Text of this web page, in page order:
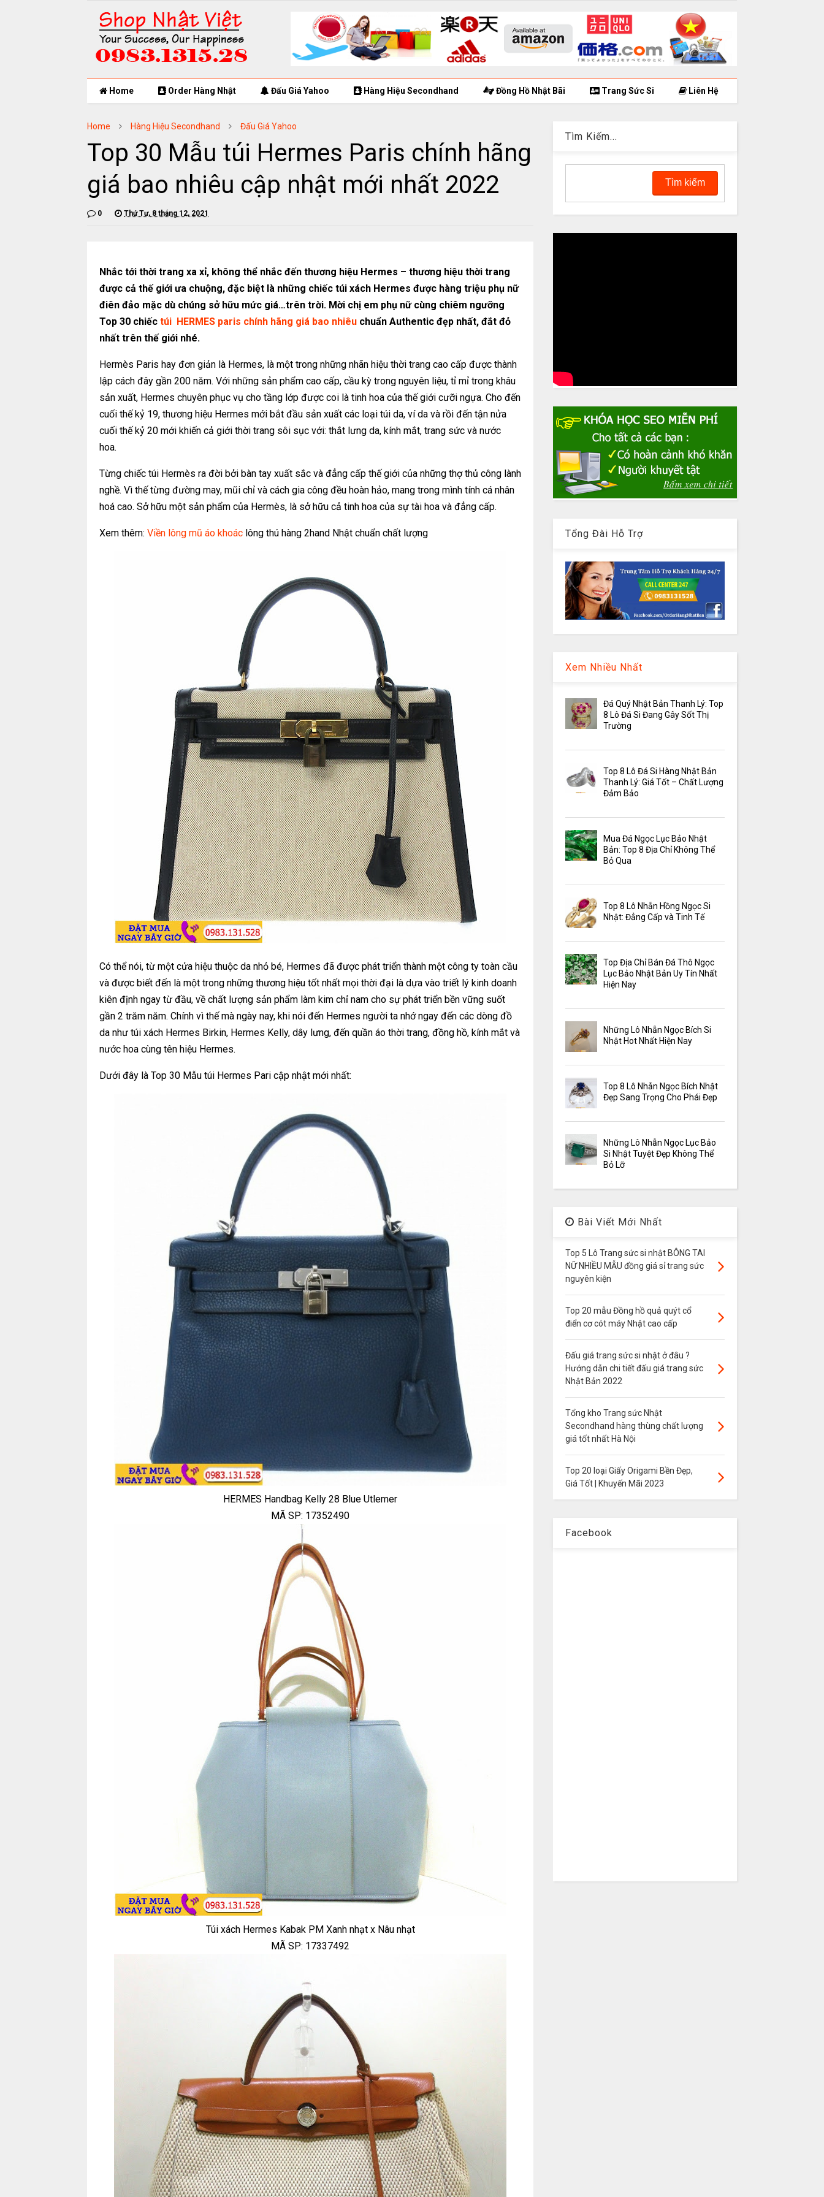
Home Order Hàng Nhật Đấu Giá Yahoo Hàng Hiệu Secondhand Đồng Hồ Nhật Bãi Trang Sức Si Liên Hệ
Home Hàng Hiệu Secondhand Đấu Giá Yahoo
Top 30 Mẫu túi Hermes Paris chính hãng
giá bao nhiêu cập nhật mới nhất 2022
0 Thứ Tư, 8 tháng 12, 2021
Nhắc tới thời trang xa xỉ, không thể nhắc đến thương hiệu Hermes – thương hiệu thời trang
được cả thế giới ưa chuộng, đặc biệt là những chiếc túi xách Hermes được hàng triệu phụ nữ
điên đảo mặc dù chúng sở hữu mức giá…trên trời. Mời chị em phụ nữ cùng chiêm ngưỡng
Top 30 chiếc túi HERMES paris chính hãng giá bao nhiêu chuẩn Authentic đẹp nhất, đắt đỏ
nhất trên thế giới nhé.
Hermès Paris hay đơn giản là Hermes, là một trong những nhãn hiệu thời trang cao cấp được thành
lập cách đây gần 200 năm. Với những sản phẩm cao cấp, cầu kỳ trong nguyên liệu, tỉ mỉ trong khâu
sản xuất, Hermes chuyên phục vụ cho tầng lớp được coi là tinh hoa của thế giới cưỡi ngựa. Cho đến
cuối thế kỷ 19, thương hiệu Hermes mới bắt đầu sản xuất các loại túi da, ví da và rồi đến tận nửa
cuối thế kỷ 20 mới khiến cả giới thời trang sôi sục với: thắt lưng da, kính mắt, trang sức và nước
hoa.
Từng chiếc túi Hermès ra đời bởi bàn tay xuất sắc và đẳng cấp thế giới của những thợ thủ công lành
nghề. Vì thế từng đường may, mũi chỉ và cách gia công đều hoàn hảo, mang trong mình tính cá nhân
hoá cao. Sở hữu một sản phẩm của Hermès, là sở hữu cả tinh hoa của sự tài hoa và đẳng cấp.
Xem thêm: Viền lông mũ áo khoác lông thú hàng 2hand Nhật chuẩn chất lượng
Có thể nói, từ một cửa hiệu thuộc da nhỏ bé, Hermes đã được phát triển thành một công ty toàn cầu
và được biết đến là một trong những thương hiệu tốt nhất mọi thời đại là dựa vào triết lý kinh doanh
kiên định ngay từ đầu, về chất lượng sản phẩm làm kim chỉ nam cho sự phát triển bền vững suốt
gần 2 trăm năm. Chính vì thế mà ngày nay, khi nói đến Hermes người ta nhớ ngay đến các dòng đồ
da như túi xách Hermes Birkin, Hermes Kelly, dây lưng, đến quần áo thời trang, đồng hồ, kính mắt và
nước hoa cùng tên hiệu Hermes.
Dưới đây là Top 30 Mẫu túi Hermes Pari cập nhật mới nhất:
HERMES Handbag Kelly 28 Blue Utlemer
MÃ SP: 17352490
Túi xách Hermes Kabak PM Xanh nhạt x Nâu nhạt
MÃ SP: 17337492
Tìm Kiếm...
Tổng Đài Hỗ Trợ
Xem Nhiều Nhất
Đá Quý Nhật Bản Thanh Lý: Top
8 Lô Đá Si Đang Gây Sốt Thị
Trường
Top 8 Lô Đá Si Hàng Nhật Bản
Thanh Lý: Giá Tốt – Chất Lượng
Đảm Bảo
Mua Đá Ngọc Lục Bảo Nhật
Bản: Top 8 Địa Chỉ Không Thể
Bỏ Qua
Top 8 Lô Nhẫn Hồng Ngọc Si
Nhật: Đẳng Cấp và Tinh Tế
Top Địa Chỉ Bán Đá Thô Ngọc
Lục Bảo Nhật Bản Uy Tín Nhất
Hiện Nay
Những Lô Nhẫn Ngọc Bích Si
Nhật Hot Nhất Hiện Nay
Top 8 Lô Nhẫn Ngọc Bích Nhật
Đẹp Sang Trọng Cho Phái Đẹp
Những Lô Nhẫn Ngọc Lục Bảo
Si Nhật Tuyệt Đẹp Không Thể
Bỏ Lỡ
Bài Viết Mới Nhất
Top 5 Lô Trang sức si nhật BÔNG TAI
NỮ NHIỀU MẪU đồng giá sỉ trang sức
nguyên kiện
Top 20 mẫu Đồng hồ quả quýt cổ
điển cơ cót máy Nhật cao cấp
Đấu giá trang sức si nhật ở đâu ?
Hướng dẫn chi tiết đấu giá trang sức
Nhật Bản 2022
Tổng kho Trang sức Nhật
Secondhand hàng thùng chất lượng
giá tốt nhất Hà Nội
Top 20 loại Giấy Origami Bền Đẹp,
Giá Tốt | Khuyến Mãi 2023
Facebook